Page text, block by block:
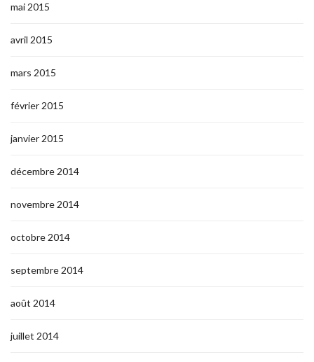
mai 2015
avril 2015
mars 2015
février 2015
janvier 2015
décembre 2014
novembre 2014
octobre 2014
septembre 2014
août 2014
juillet 2014